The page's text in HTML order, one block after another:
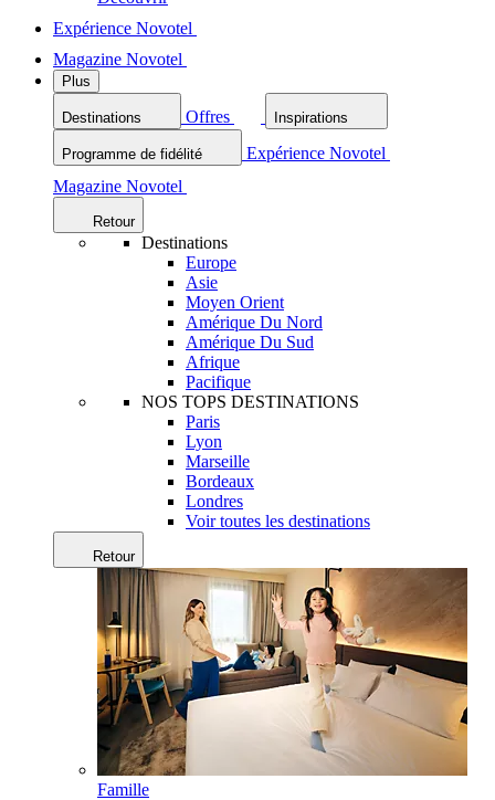
Expérience Novotel
Magazine Novotel
Plus
Destinations Offres Inspirations
Programme de fidélité
Expérience Novotel
Magazine Novotel
Retour
Destinations
Europe
Asie
Moyen Orient
Amérique Du Nord
Amérique Du Sud
Afrique
Pacifique
NOS TOPS DESTINATIONS
Paris
Lyon
Marseille
Bordeaux
Londres
Voir toutes les destinations
Retour
Famille